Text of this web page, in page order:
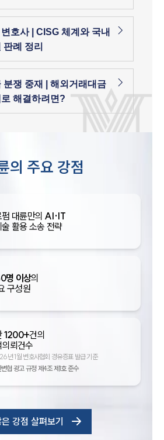
호사 | CISG 체계와 국내
판례 정리
분쟁 중재 | 해외거래대금
해결하려면?
의 주요 강점
대륜만의 AI·IT
술 활용 소송 전략
명 이상의
구성원
1200+건의
뢰건수
년 1월 변호사협회 경유증표 발급 기준
협 광고 규정 제4조 제1호 준수
강점 살펴보기